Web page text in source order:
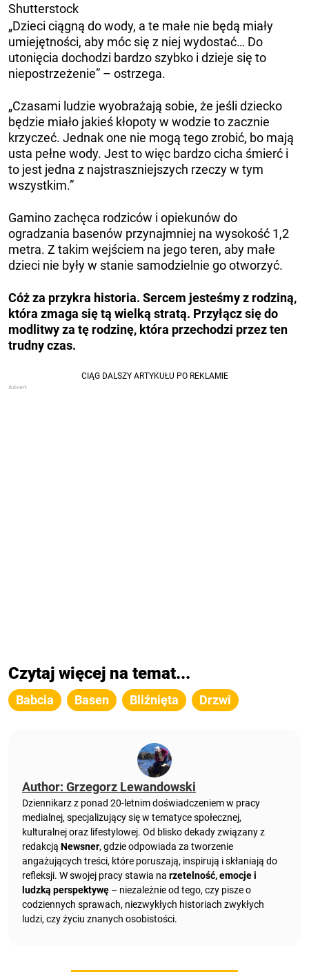
Shutterstock
„Dzieci ciągną do wody, a te małe nie będą miały
umiejętności, aby móc się z niej wydostać… Do
utonięcia dochodzi bardzo szybko i dzieje się to
niepostrzeżenie” – ostrzega.
„Czasami ludzie wyobrażają sobie, że jeśli dziecko
będzie miało jakieś kłopoty w wodzie to zacznie
krzyczeć. Jednak one nie mogą tego zrobić, bo mają
usta pełne wody. Jest to więc bardzo cicha śmierć i
to jest jedna z najstraszniejszych rzeczy w tym
wszystkim.”
Gamino zachęca rodziców i opiekunów do
ogradzania basenów przynajmniej na wysokość 1,2
metra. Z takim wejściem na jego teren, aby małe
dzieci nie były w stanie samodzielnie go otworzyć.
Cóż za przykra historia. Sercem jesteśmy z rodziną,
która zmaga się tą wielką stratą. Przyłącz się do
modlitwy za tę rodzinę, która przechodzi przez ten
trudny czas.
Czytaj więcej na temat...
Babcia Basen Bliźnięta Drzwi
Author: Grzegorz Lewandowski
Dziennikarz z ponad 20-letnim doświadczeniem w pracy
medialnej, specjalizujący się w tematyce społecznej,
kulturalnej oraz lifestylowej. Od blisko dekady związany z
redakcją Newsner, gdzie odpowiada za tworzenie
angażujących treści, które poruszają, inspirują i skłaniają do
refleksji. W swojej pracy stawia na rzetelność, emocje i
ludzką perspektywę – niezależnie od tego, czy pisze o
codziennych sprawach, niezwykłych historiach zwykłych
ludzi, czy życiu znanych osobistości.